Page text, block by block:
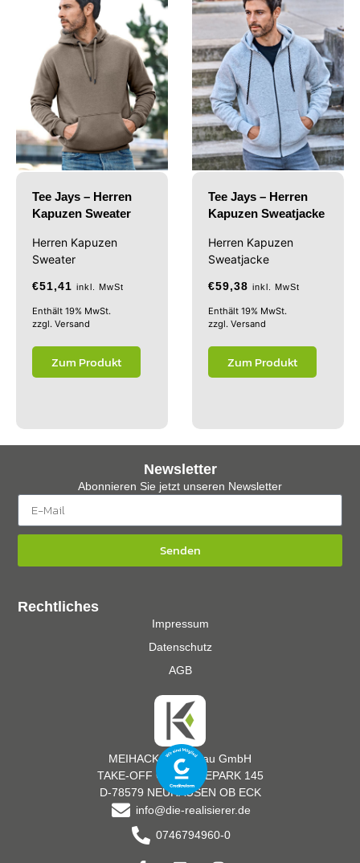
Tee Jays – Herren
Kapuzen Sweater
Herren Kapuzen
Sweater
€51,41 inkl. MwSt
Enthält 19% MwSt.
zzgl. Versand
Zum Produkt
Tee Jays – Herren
Kapuzen Sweatjacke
Herren Kapuzen
Sweatjacke
€59,38 inkl. MwSt
Enthält 19% MwSt.
zzgl. Versand
Zum Produkt
MEIHACK Messebau GmbH
TAKE-OFF GEWERBEPARK 145
D-78579 NEUHAUSEN OB ECK
info@die-realisierer.de
0746794960-0
Rechtliches
Impressum
Datenschutz
AGB
Newsletter
Abonnieren Sie jetzt unseren Newsletter
Senden